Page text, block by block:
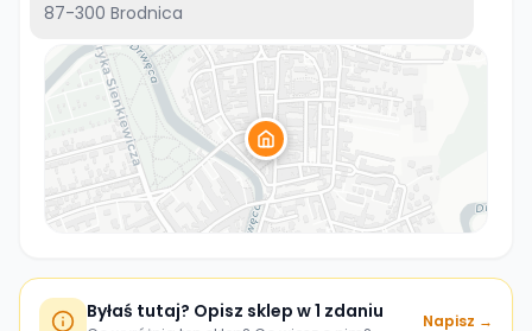
87-300 Brodnica
Byłaś tutaj? Opisz sklep w 1 zdaniu Napisz →